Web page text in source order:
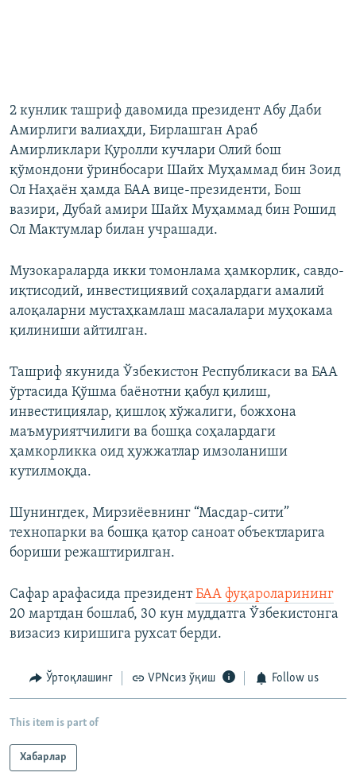
2 кунлик ташриф давомида президент Абу Даби
Амирлиги валиаҳди, Бирлашган Араб
Амирликлари Қуролли кучлари Олий бош
қўмондони ўринбосари Шайх Муҳаммад бин Зоид
Ол Наҳаён ҳамда БАА вице-президенти, Бош
вазири, Дубай амири Шайх Муҳаммад бин Рошид
Ол Мактумлар билан учрашади.
Музокараларда икки томонлама ҳамкорлик, савдо-
иқтисодий, инвестициявий соҳалардаги амалий
алоқаларни мустаҳкамлаш масалалари муҳокама
қилиниши айтилган.
Ташриф якунида Ўзбекистон Республикаси ва БАА
ўртасида Қўшма баёнотни қабул қилиш,
инвестициялар, қишлоқ хўжалиги, божхона
маъмуриятчилиги ва бошқа соҳалардаги
ҳамкорликка оид ҳужжатлар имзоланиши
кутилмоқда.
Шунингдек, Мирзиёевнинг “Масдар-сити”
технопарки ва бошқа қатор саноат объектларига
бориши режаштирилган.
Сафар арафасида президентБАА фуқароларининг
20 мартдан бошлаб, 30 кун муддатга Ўзбекистонга
визасиз киришига рухсат берди.
Ўртоқлашинг VPNсиз ўқиш Follow us
This item is part of
Хабарлар